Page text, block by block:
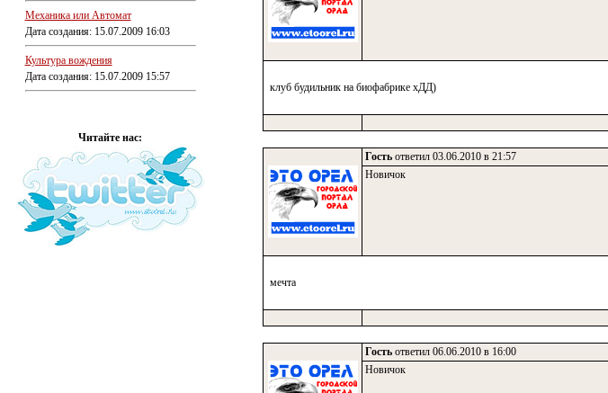
Механика или Автомат
Дата создания: 15.07.2009 16:03
Культура вождения
Дата создания: 15.07.2009 15:57
Читайте нас:
клуб будильник на биофабрике хДД)
Гость ответил 03.06.2010 в 21:57
Новичок
мечта
Гость ответил 06.06.2010 в 16:00
Новичок